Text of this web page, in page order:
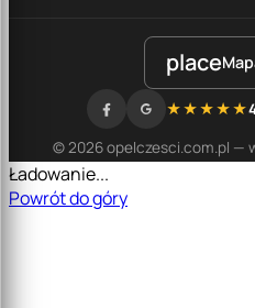
place
© 2026 opelczesci.com.pl —
★★★★★
Ładowanie...
Powrót do góry